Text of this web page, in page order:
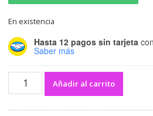
En existencia
Hasta 12 pagos sin tarjeta
Saber más
Añadir al carrito